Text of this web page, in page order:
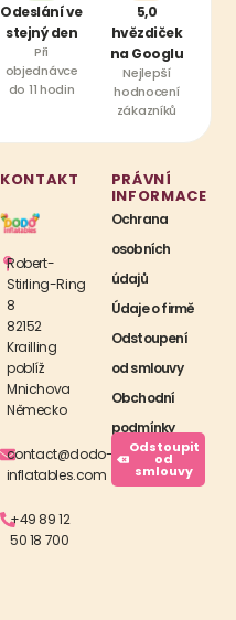
Odeslání ve
stejný den
Při
objednávce
do 11 hodin
5,0
hvězdiček
na Googlu
Nejlepší
hodnocení
zákazníků
KONTAKT
Robert-
Stirling-Ring
8
82152
Krailling
poblíž
Mnichova
Německo
contact@dodo-
inflatables.com
+49 89 12
50 18 700
PRÁVNÍ
INFORMACE
Ochrana
osobních
údajů
Údaje o firmě
Odstoupení
od smlouvy
Obchodní
podmínky
Odstoupit
od
smlouvy